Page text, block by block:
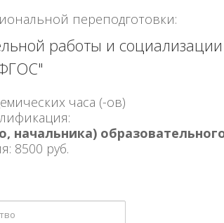
переподготовки:
работы и
часа (-ов)
начальника)
8500 руб.